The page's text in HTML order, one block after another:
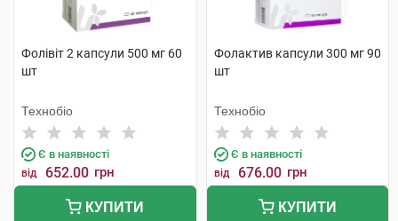
Фолівіт 2 капсули 500 мг 60
шт
Технобіо
Є в наявності
від 652.00 грн
КУПИТИ
Фолактив капсули 300 мг 90
шт
Технобіо
Є в наявності
від 676.00 грн
КУПИТИ